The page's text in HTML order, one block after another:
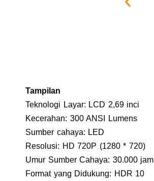
Tampilan
Teknologi Layar: LCD 2,69 inci
Kecerahan: 300 ANSI Lumens
Sumber cahaya: LED
Resolusi: HD 720P (1280 * 720)
Umur Sumber Cahaya: 30.000 jam
Format yang Didukung: HDR 10